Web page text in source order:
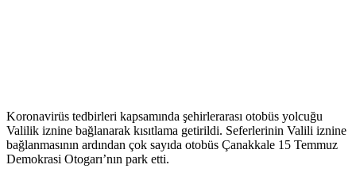
Koronavirüs tedbirleri kapsamında şehirlerarası otobüs yolcuğu
Valilik iznine bağlanarak kısıtlama getirildi. Seferlerinin Valili iznine
bağlanmasının ardından çok sayıda otobüs Çanakkale 15 Temmuz
Demokrasi Otogarı’nın park etti.